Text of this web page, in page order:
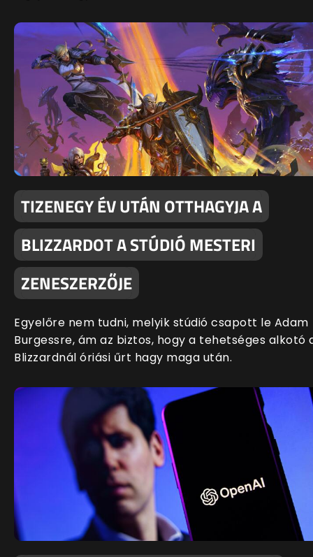
TIZENEGY ÉV UTÁN OTTHAGYJA A
BLIZZARDOT A STÚDIÓ MESTERI
ZENESZERZŐJE
Egyelőre nem tudni, melyik stúdió csapott le Adam
Burgessre, ám az biztos, hogy a tehetséges alkotó
Blizzardnál óriási űrt hagy maga után.